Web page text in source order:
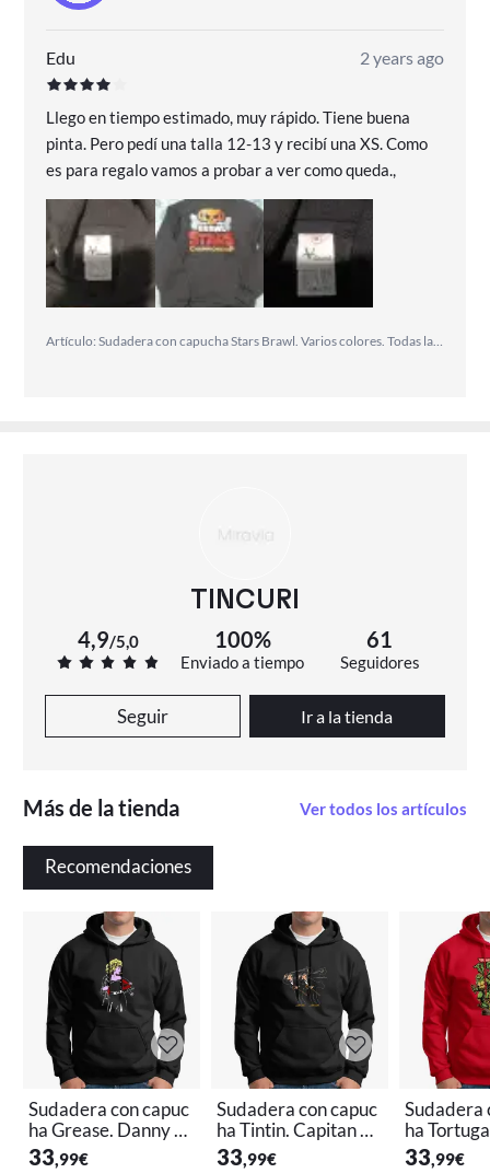
Edu 2 years ago
Llego en tiempo estimado, muy rápido. Tiene buena
pinta. Pero pedí una talla 12-13 y recibí una XS. Como
es para regalo vamos a probar a ver como queda.,
Artículo: Sudadera con capucha Stars Brawl. Varios colores. Todas las tallas.
TINCURI
4,9/5,0 100%
Enviado a tiempo
61
Seguidores
Seguir Ir a la tienda
Más de la tienda Ver todos los artículos
Recomendaciones
Sudadera con capuc
ha Grease. Danny Z
uko, Sandy Olsson. V
33,99€
Sudadera con capuc
ha Tintin. Capitan H
addock. Milu. Tornas
33,99€
Sudadera
ha
eonardo.
33,99€